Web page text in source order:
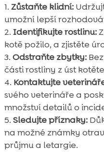
Zůstaňte klidní:
umožní lepší
Identifikujte rostlinu:
kotě požilo, a zjistěte
Odstraňte zbytky:
části rostliny z úst
Kontaktujte
svého veterináře a
množství detailů o
Sledujte příznaky:
na možné známky
průjmu a letargie.